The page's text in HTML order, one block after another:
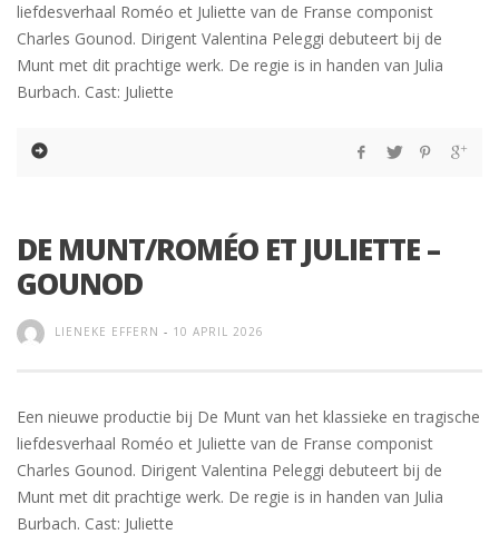
liefdesverhaal Roméo et Juliette van de Franse componist
Charles Gounod. Dirigent Valentina Peleggi debuteert bij de
Munt met dit prachtige werk. De regie is in handen van Julia
Burbach. Cast: Juliette
DE MUNT/ROMÉO ET JULIETTE –
GOUNOD
LIENEKE EFFERN - 10 APRIL 2026
Een nieuwe productie bij De Munt van het klassieke en tragische
liefdesverhaal Roméo et Juliette van de Franse componist
Charles Gounod. Dirigent Valentina Peleggi debuteert bij de
Munt met dit prachtige werk. De regie is in handen van Julia
Burbach. Cast: Juliette